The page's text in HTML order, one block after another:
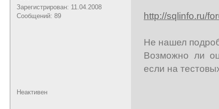
Зарегистрирован: 11.04.2008
Сообщений: 89
http://sqlinfo.ru/
Не нашел
Возможно ли
если на
Неактивен